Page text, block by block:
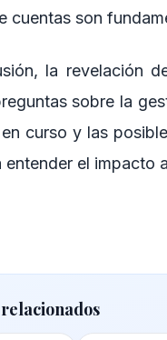
cuentas son
la revelación
sobre la
curso y las
entender el impacto